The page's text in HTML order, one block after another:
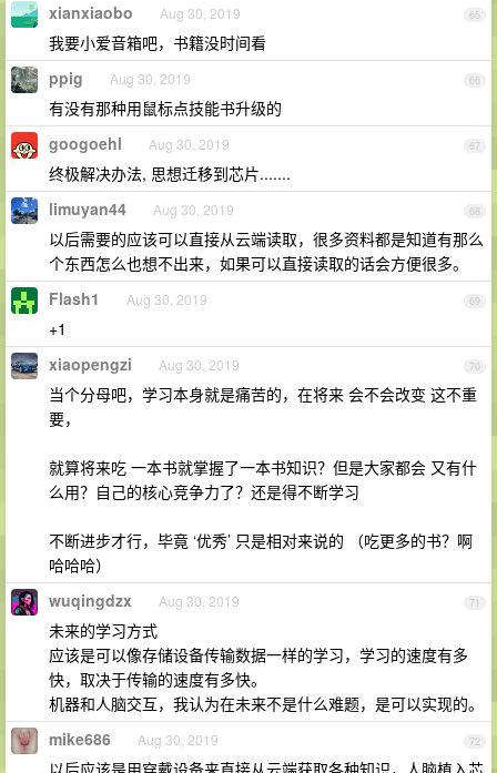
65
xianxiaobo Aug 30, 2019
我要小爱音箱吧，书籍没时间看
66
ppig Aug 30, 2019
有没有那种用鼠标点技能书升级的
67
googoehl Aug 30, 2019
终极解决办法, 思想迁移到芯片.......
68
limuyan44 Aug 30, 2019
以后需要的应该可以直接从云端读取，很多资料都是知道有那么
个东西怎么也想不出来，如果可以直接读取的话会方便很多。
69
Flash1 Aug 30, 2019
+1
70
xiaopengzi Aug 30, 2019
当个分母吧，学习本身就是痛苦的，在将来 会不会改变 这不重
要，
就算将来吃 一本书就掌握了一本书知识？但是大家都会 又有什
么用？自己的核心竞争力了？还是得不断学习
不断进步才行，毕竟 ‘优秀’ 只是相对来说的 （吃更多的书？啊
哈哈哈）
71
wuqingdzx Aug 30, 2019
未来的学习方式
应该是可以像存储设备传输数据一样的学习，学习的速度有多
快，取决于传输的速度有多快。
机器和人脑交互，我认为在未来不是什么难题，是可以实现的。
72
mike686 Aug 30, 2019
以后应该是用穿戴设备来直接从云端获取各种知识，人脑植入芯